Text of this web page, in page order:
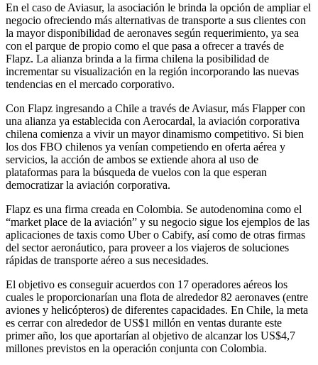
En el caso de Aviasur, la asociación le brinda la opción de ampliar el
negocio ofreciendo más alternativas de transporte a sus clientes con
la mayor disponibilidad de aeronaves según requerimiento, ya sea
con el parque de propio como el que pasa a ofrecer a través de
Flapz. La alianza brinda a la firma chilena la posibilidad de
incrementar su visualización en la región incorporando las nuevas
tendencias en el mercado corporativo.
Con Flapz ingresando a Chile a través de Aviasur, más Flapper con
una alianza ya establecida con Aerocardal, la aviación corporativa
chilena comienza a vivir un mayor dinamismo competitivo. Si bien
los dos FBO chilenos ya venían competiendo en oferta aérea y
servicios, la acción de ambos se extiende ahora al uso de
plataformas para la búsqueda de vuelos con la que esperan
democratizar la aviación corporativa.
Flapz es una firma creada en Colombia. Se autodenomina como el
“market place de la aviación” y su negocio sigue los ejemplos de las
aplicaciones de taxis como Uber o Cabify, así como de otras firmas
del sector aeronáutico, para proveer a los viajeros de soluciones
rápidas de transporte aéreo a sus necesidades.
El objetivo es conseguir acuerdos con 17 operadores aéreos los
cuales le proporcionarían una flota de alrededor 82 aeronaves (entre
aviones y helicópteros) de diferentes capacidades. En Chile, la meta
es cerrar con alrededor de US$1 millón en ventas durante este
primer año, los que aportarían al objetivo de alcanzar los US$4,7
millones previstos en la operación conjunta con Colombia.